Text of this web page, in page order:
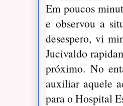
Em poucos
e observou a
desespero, vi
Jucivaldo
próximo. No
auxiliar aquele
para o Hospital